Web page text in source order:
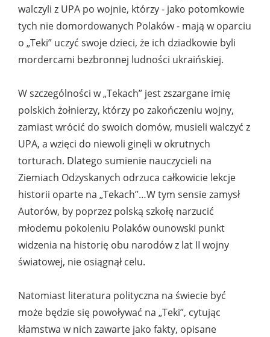
walczyli z UPA po wojnie, którzy - jako potomkowie
tych nie domordowanych Polaków - mają w oparciu
o „Teki” uczyć swoje dzieci, że ich dziadkowie byli
mordercami bezbronnej ludności ukraińskiej.
W szczególności w „Tekach” jest zszargane imię
polskich żołnierzy, którzy po zakończeniu wojny,
zamiast wrócić do swoich domów, musieli walczyć z
UPA, a wzięci do niewoli ginęli w okrutnych
torturach. Dlatego sumienie nauczycieli na
Ziemiach Odzyskanych odrzuca całkowicie lekcje
historii oparte na „Tekach”…W tym sensie zamysł
Autorów, by poprzez polską szkołę narzucić
młodemu pokoleniu Polaków ounowski punkt
widzenia na historię obu narodów z lat II wojny
światowej, nie osiągnął celu.
Natomiast literatura polityczna na świecie być
może będzie się powoływać na „Teki”, cytując
kłamstwa w nich zawarte jako fakty, opisane